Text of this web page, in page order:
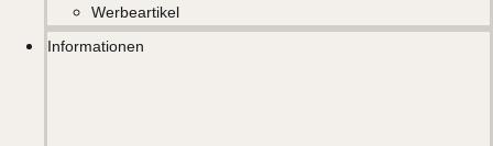
Werbeartikel
Informationen